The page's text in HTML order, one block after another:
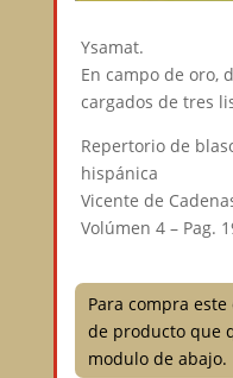
Ysamat.
En campo de oro,
cargados de tres
Repertorio de
hispánica
Vicente de
Volúmen 4 – Pag.
Para compra
de producto que
modulo de abajo.